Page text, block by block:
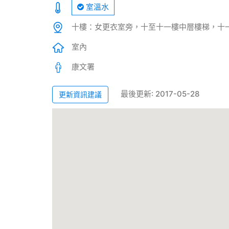
室溫水
十樓：女更衣室旁，十至十一樓中層樓梯，十
室內
康文署
更新資訊建議 最後更新: 2017-05-28